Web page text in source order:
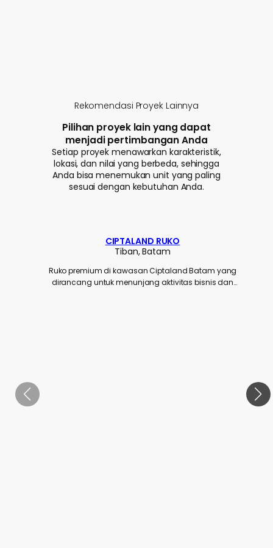
Rekomendasi Proyek Lainnya
Pilihan proyek lain yang dapat
menjadi pertimbangan Anda
Setiap proyek menawarkan karakteristik,
lokasi, dan nilai yang berbeda, sehingga
Anda bisa menemukan unit yang paling
sesuai dengan kebutuhan Anda.
CIPTALAND RUKO
Tiban, Batam
Ruko premium di kawasan Ciptaland Batam yang
dirancang untuk menunjang aktivitas bisnis dan